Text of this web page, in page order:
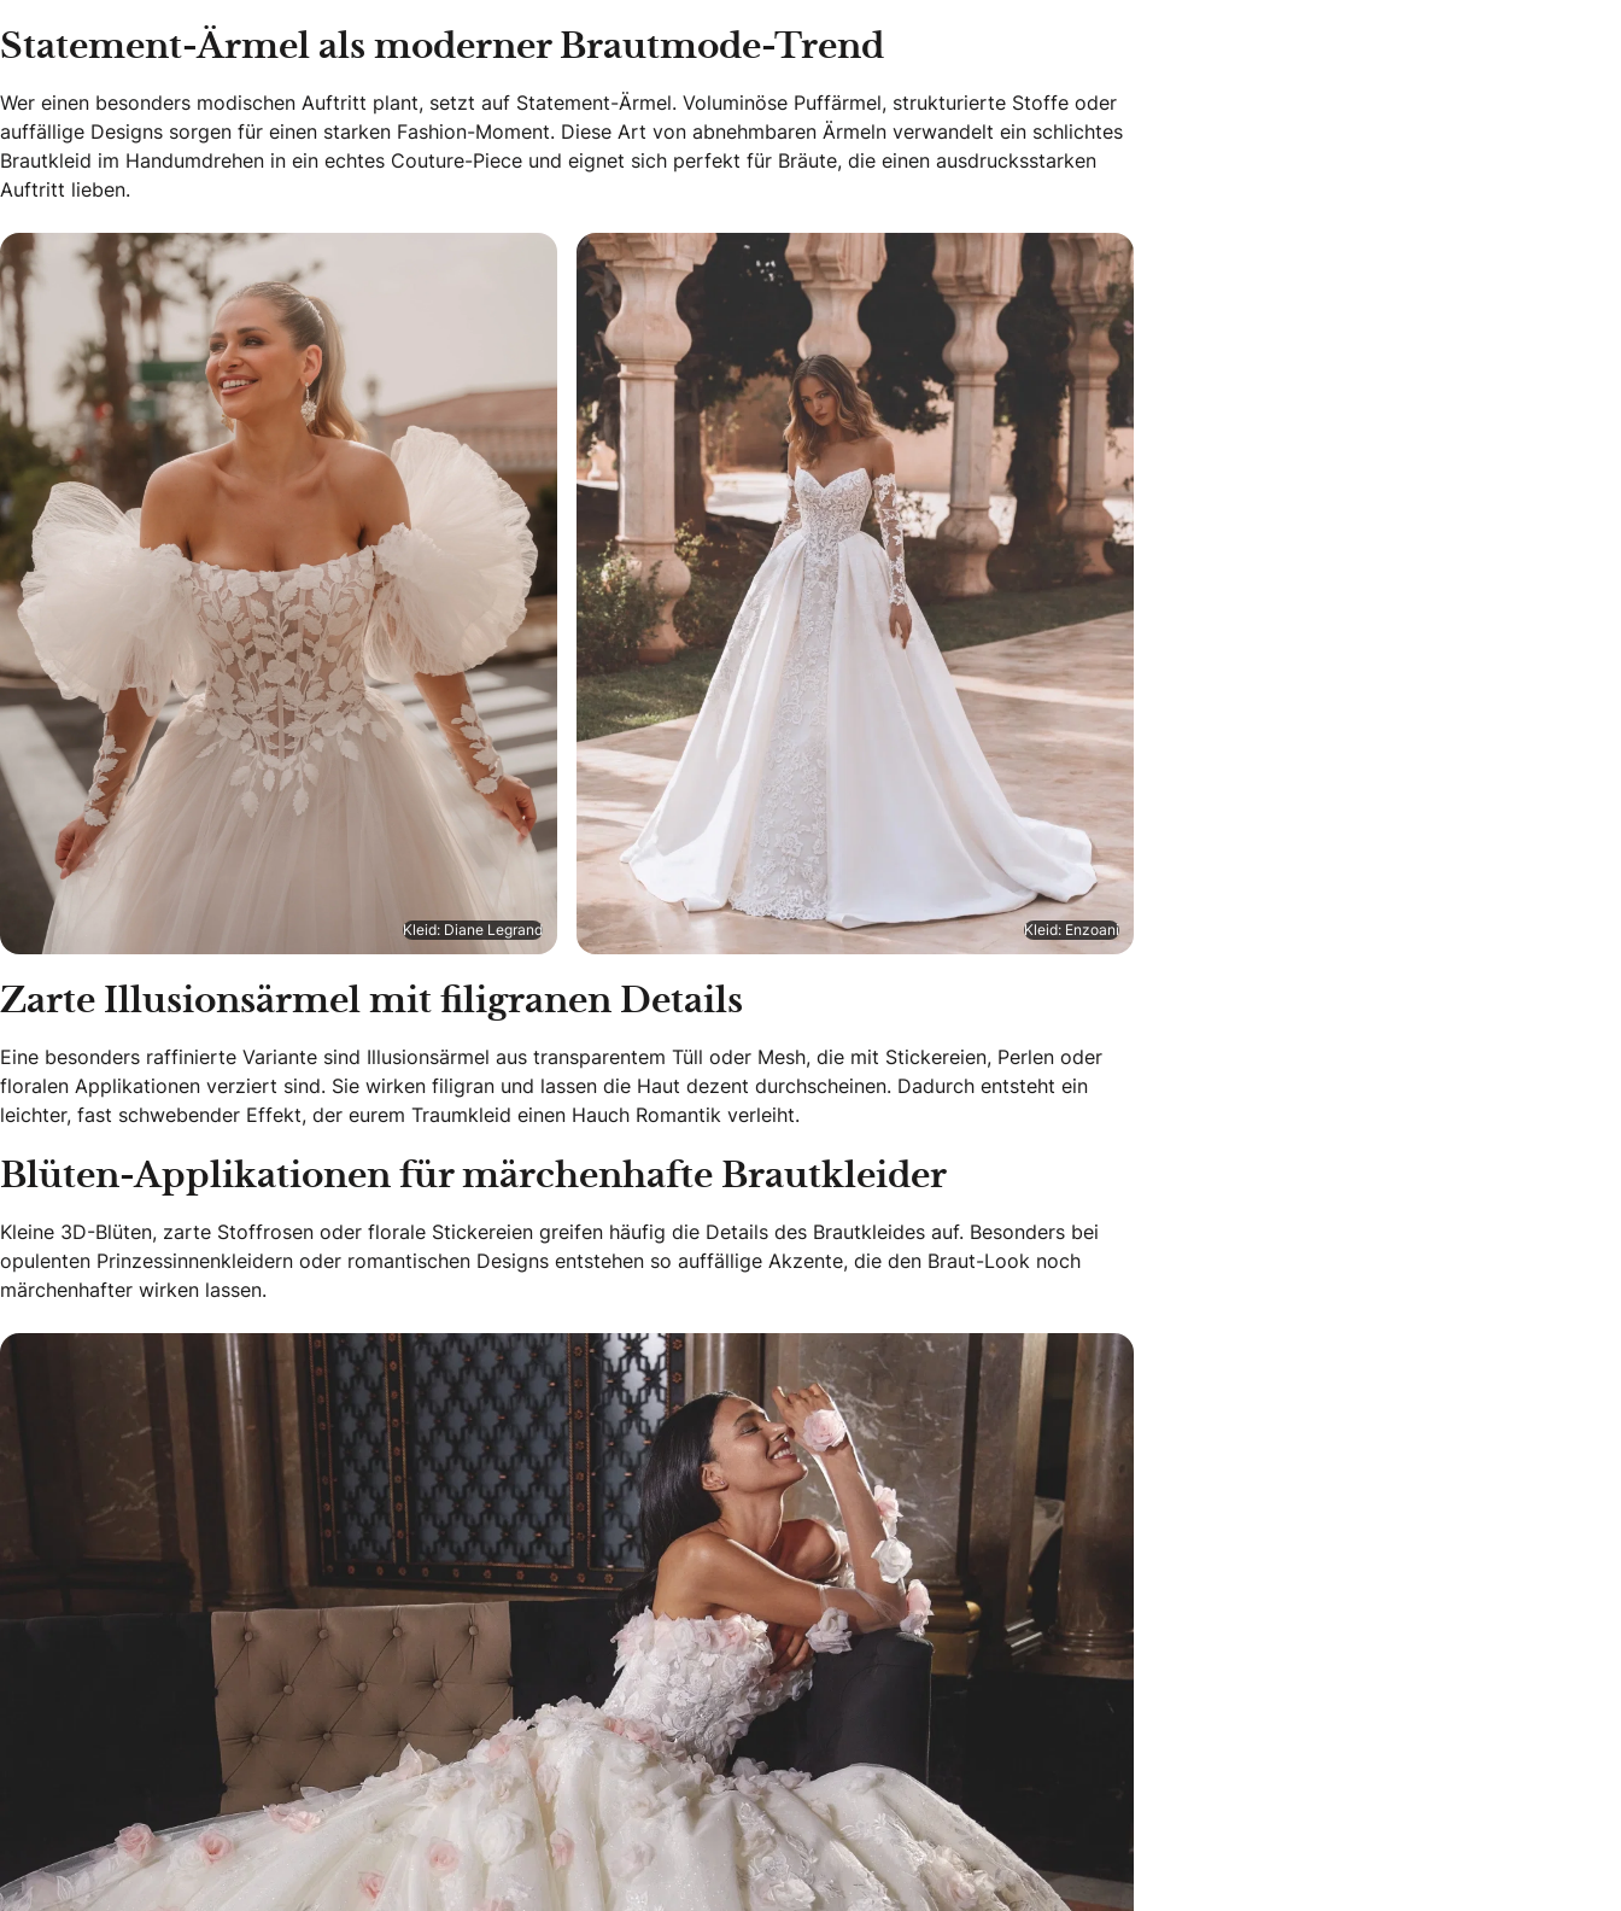
Statement-Ärmel als moderner Brautmode-Trend
Wer einen besonders modischen Auftritt plant, setzt auf Statement-Ärmel. Voluminöse Puffärmel, strukturierte Stoffe oder
auffällige Designs sorgen für einen starken Fashion-Moment. Diese Art von abnehmbaren Ärmeln verwandelt ein schlichtes
Brautkleid im Handumdrehen in ein echtes Couture-Piece und eignet sich perfekt für Bräute, die einen ausdrucksstarken
Auftritt lieben.
Kleid: Diane Legrand Kleid: Enzoani
Zarte Illusionsärmel mit filigranen Details
Eine besonders raffinierte Variante sind Illusionsärmel aus transparentem Tüll oder Mesh, die mit Stickereien, Perlen oder
floralen Applikationen verziert sind. Sie wirken filigran und lassen die Haut dezent durchscheinen. Dadurch entsteht ein
leichter, fast schwebender Effekt, der eurem Traumkleid einen Hauch Romantik verleiht.
Blüten-Applikationen für märchenhafte Brautkleider
Kleine 3D-Blüten, zarte Stoffrosen oder florale Stickereien greifen häufig die Details des Brautkleides auf. Besonders bei
opulenten Prinzessinnenkleidern oder romantischen Designs entstehen so auffällige Akzente, die den Braut-Look noch
märchenhafter wirken lassen.